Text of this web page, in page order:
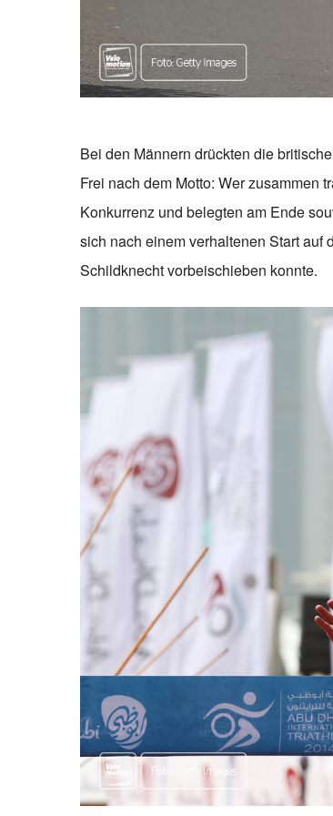
Bei den Männern drückten die
Frei nach dem Motto: Wer zusammen
Konkurrenz und belegten am Ende
sich nach einem verhaltenen Start
Schildknecht vorbeischieben konnte.